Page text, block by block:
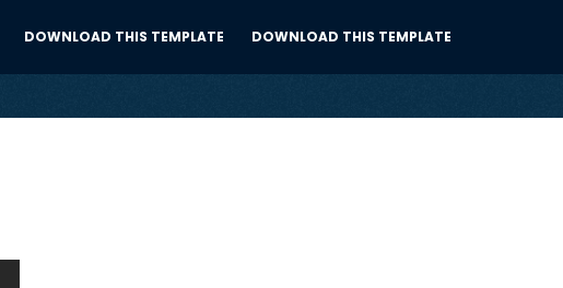
DOWNLOAD THIS TEMPLATE DOWNLOAD THIS TEMPLATE